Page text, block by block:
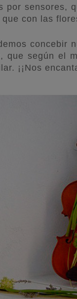
por sensores,
con las
concebir
que según el
¡¡Nos